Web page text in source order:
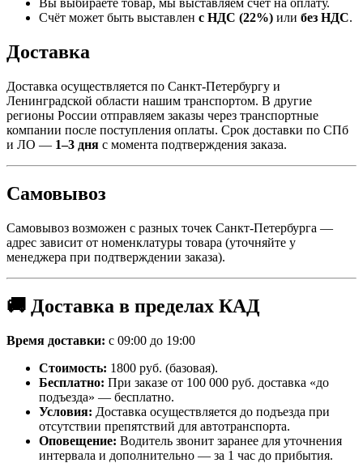
Вы выбираете товар, мы выставляем счёт на оплату.
Счёт может быть выставлен с НДС (22%) или без НДС.
Доставка
Доставка осуществляется по Санкт-Петербургу и
Ленинградской области нашим транспортом. В другие
регионы России отправляем заказы через транспортные
компании после поступления оплаты. Срок доставки по СПб
и ЛО — 1–3 дня с момента подтверждения заказа.
Самовывоз
Самовывоз возможен с разных точек Санкт-Петербурга —
адрес зависит от номенклатуры товара (уточняйте у
менеджера при подтверждении заказа).
🚚 Доставка в пределах КАД
Время доставки: с 09:00 до 19:00
Стоимость: 1800 руб. (базовая).
Бесплатно: При заказе от 100 000 руб. доставка «до
подъезда» — бесплатно.
Условия: Доставка осуществляется до подъезда при
отсутствии препятствий для автотранспорта.
Оповещение: Водитель звонит заранее для уточнения
интервала и дополнительно — за 1 час до прибытия.